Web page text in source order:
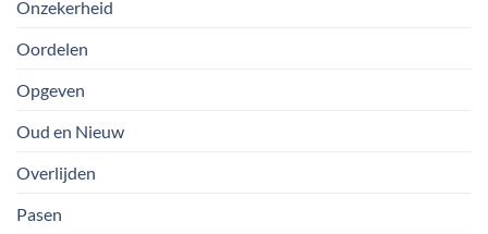
Onzekerheid
Oordelen
Opgeven
Oud en Nieuw
Overlijden
Pasen